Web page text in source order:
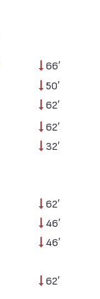
66′
50′
62′
62′
32′
62′
46′
46′
62′